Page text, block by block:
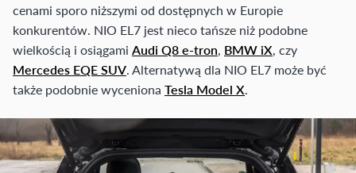
cenami sporo niższymi od dostępnych w Europie
konkurentów. NIO EL7 jest nieco tańsze niż podobne
wielkością i osiągami Audi Q8 e-tron, BMW iX, czy
Mercedes EQE SUV. Alternatywą dla NIO EL7 może być
także podobnie wyceniona Tesla Model X.